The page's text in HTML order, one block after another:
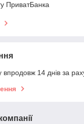
ПриватБанка
14 днів за